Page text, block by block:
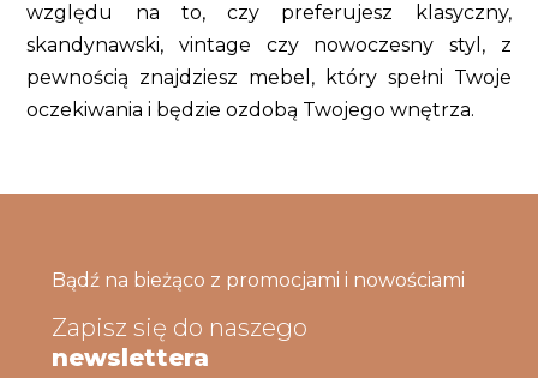
względu na to, czy preferujesz klasyczny,
skandynawski, vintage czy nowoczesny styl, z
pewnością znajdziesz mebel, który spełni Twoje
oczekiwania i będzie ozdobą Twojego wnętrza.
Bądź na bieżąco z promocjami i nowościami
Zapisz się do naszego
newslettera